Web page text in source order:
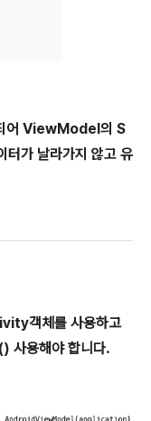
어 ViewModel의 S
터가 날라가지 않고 유
객체를 사용하고
사용해야 합니다.